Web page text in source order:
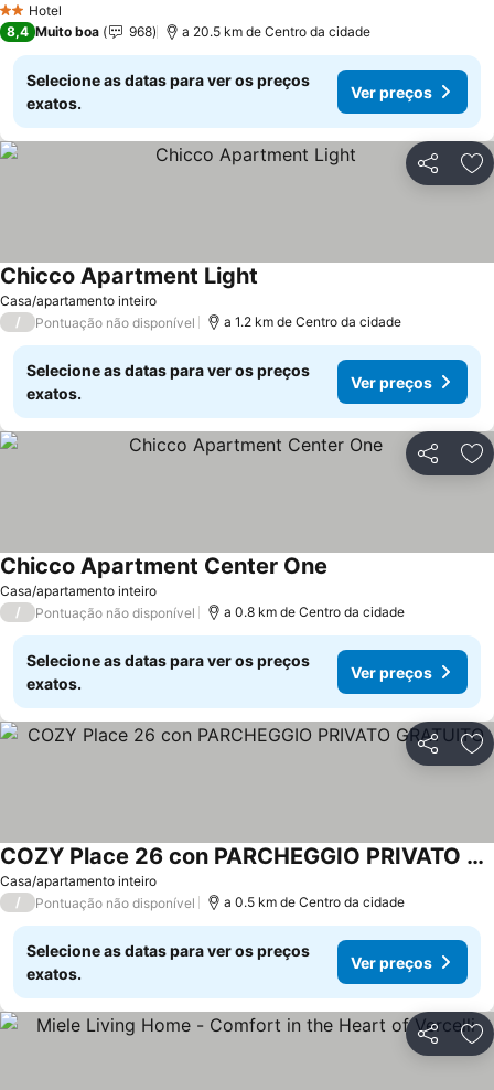
2 Estrelas
Hotel
8,4 Muito boa 968 a 20.5 km de Centro da cidade
Selecione as datas para ver os preços
exatos.
Ver preços
Partilhar
Casa/apartamento inteiro
Chicco Apartment Light
/ Pontuação não disponível a 1.2 km de Centro da cidade
Selecione as datas para ver os preços
exatos.
Ver preços
Partilhar
Casa/apartamento inteiro
Chicco Apartment Center One
/ Pontuação não disponível a 0.8 km de Centro da cidade
Selecione as datas para ver os preços
exatos.
Ver preços
Partilhar
Casa/apartamento inteiro
COZY Place 26 con PARCHEGGIO PRIVATO GRATUITO
/ Pontuação não disponível a 0.5 km de Centro da cidade
Selecione as datas para ver os preços
exatos.
Ver preços
Partilhar